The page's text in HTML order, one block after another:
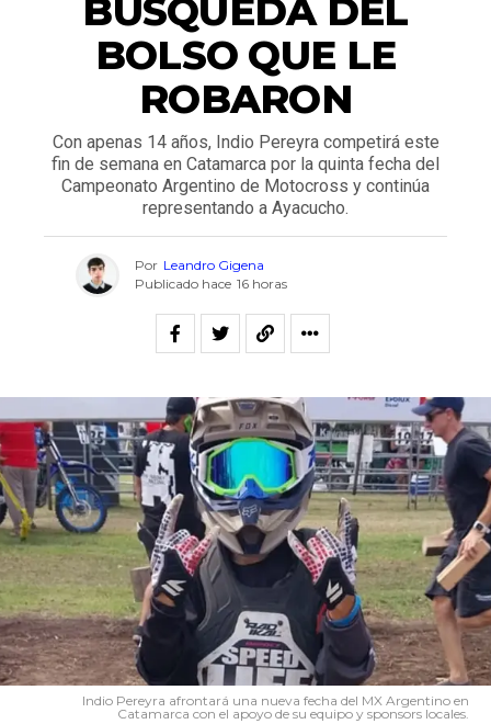
BÚSQUEDA DEL
BOLSO QUE LE
ROBARON
Con apenas 14 años, Indio Pereyra competirá este
fin de semana en Catamarca por la quinta fecha del
Campeonato Argentino de Motocross y continúa
representando a Ayacucho.
Por Leandro Gigena
Publicado hace 16 horas
Indio Pereyra afrontará una nueva fecha del MX Argentino en
Catamarca con el apoyo de su equipo y sponsors locales.